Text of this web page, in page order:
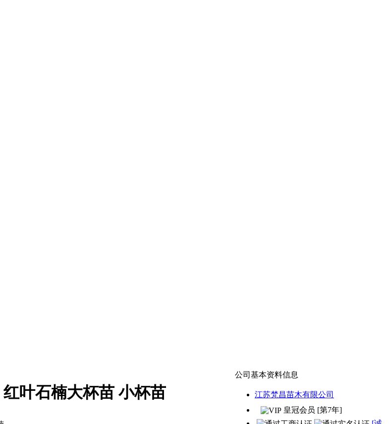
叶石楠大杯苗 小杯苗
公司基本资料信息
江苏梵昌苗木有限公司
皇冠会员 [第7年]